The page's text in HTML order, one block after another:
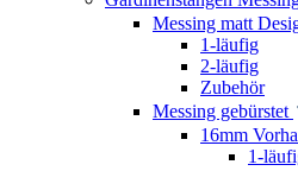
Messing matt
1-läufig
2-läufig
Zubehör
Messing gebürstet
16mm
1-